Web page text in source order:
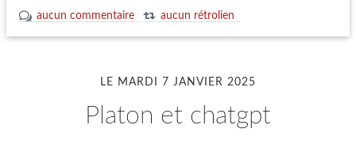
aucun commentaire
aucun rétrolien
LE MARDI 7 JANVIER 2025
platon et chatgpt